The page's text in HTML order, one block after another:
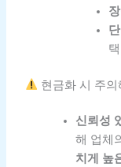
현금화 시 주
신뢰성
해 업체
치게 높